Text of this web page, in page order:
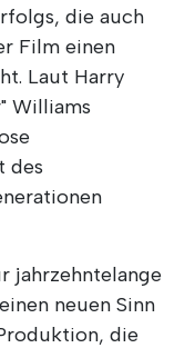
die auch
Film einen
Laut Harry
Williams
des
jahrzehntelange
neuen Sinn
die